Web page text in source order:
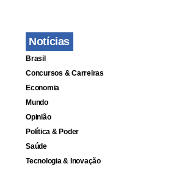
Notícias
Brasil
Concursos & Carreiras
Economia
Mundo
Opinião
Política & Poder
Saúde
Tecnologia & Inovação